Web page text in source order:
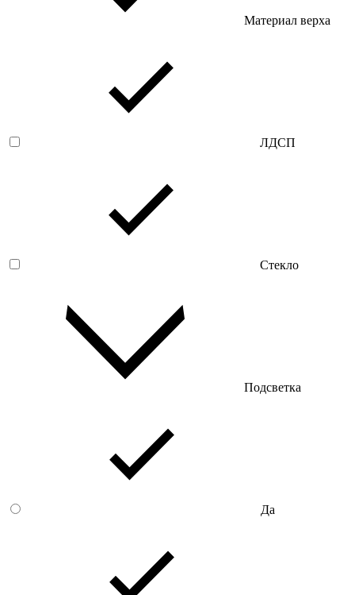
Материал верха
ЛДСП
Стекло
Подсветка
Да